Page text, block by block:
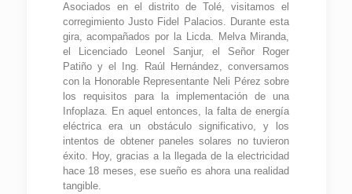
Asociados en el distrito de Tolé, visitamos el
corregimiento Justo Fidel Palacios. Durante esta
gira, acompañados por la Licda. Melva Miranda,
el Licenciado Leonel Sanjur, el Señor Roger
Patiño y el Ing. Raúl Hernández, conversamos
con la Honorable Representante Neli Pérez sobre
los requisitos para la implementación de una
Infoplaza. En aquel entonces, la falta de energía
eléctrica era un obstáculo significativo, y los
intentos de obtener paneles solares no tuvieron
éxito. Hoy, gracias a la llegada de la electricidad
hace 18 meses, ese sueño es ahora una realidad
tangible.